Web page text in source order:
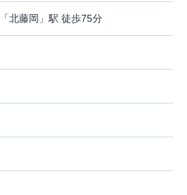
「北藤岡 」駅 徒歩75分